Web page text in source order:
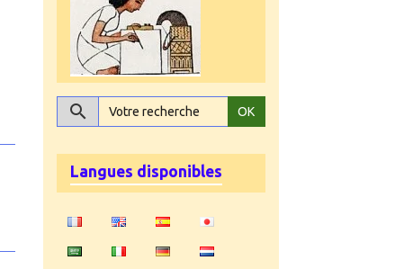
OK
Langues disponibles